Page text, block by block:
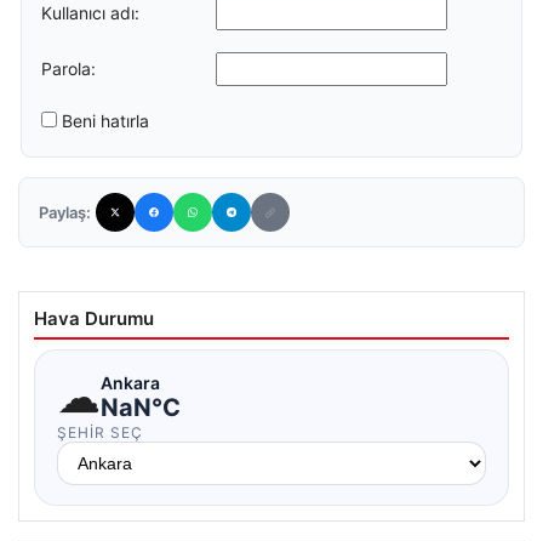
Kullanıcı adı:
Parola:
Beni hatırla
Paylaş:
Hava Durumu
☁Ankara
NaN°C
ŞEHIR SEÇ